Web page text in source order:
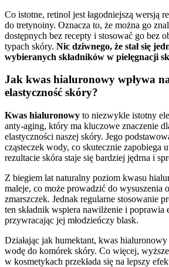
Co istotne, retinol jest łagodniejszą wersją
do tretynoiny. Oznacza to, że można go
dostępnych bez recepty i stosować go bez
typach skóry. Nic dziwnego, że stał się
wybieranych składników w pielęgnacji
Jak kwas hialuronowy wpływa
elastyczność skóry?
Kwas hialuronowy to niezwykle istotny
anty-aging, który ma kluczowe znaczenie
elastyczności naszej skóry. Jego
cząsteczek wody, co skutecznie zapobiega
rezultacie skóra staje się bardziej jędrna i
Z biegiem lat naturalny poziom kwasu
maleje, co może prowadzić do wysuszenia
zmarszczek. Jednak regularne stosowanie
ten składnik wspiera nawilżenie i poprawia
przywracając jej młodzieńczy blask.
Działając jak humektant, kwas
wodę do komórek skóry. Co więcej,
w kosmetykach przekłada się na lepszy